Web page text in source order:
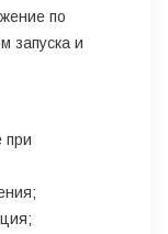
по
запуска и
при